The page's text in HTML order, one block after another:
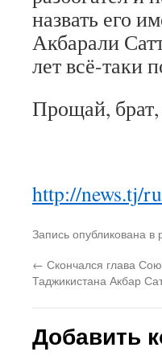
назвать его
Акбарали
лет всё-таки
Прощай, брат,
http://news.tj/
Запись опубликована в
← Скончался глава
Таджикистана Акбар
Добавить